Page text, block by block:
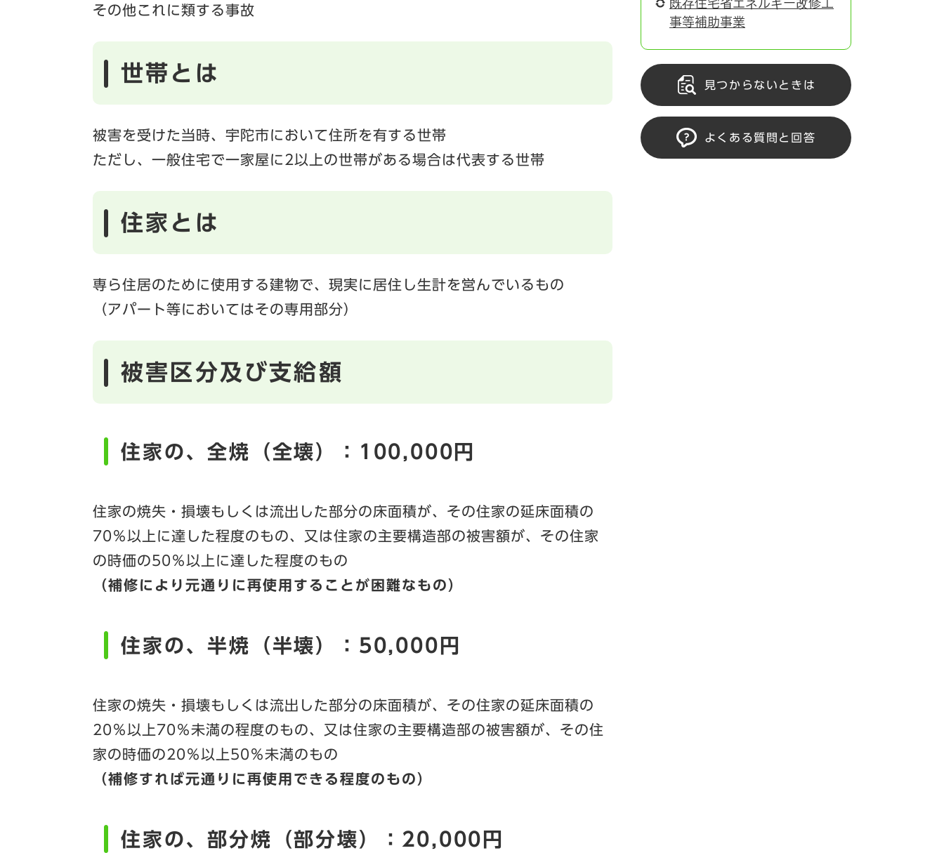
その他これに類する事故
世帯とは
被害を受けた当時、宇陀市において住所を有する世帯
ただし、一般住宅で一家屋に2以上の世帯がある場合は代表する世帯
住家とは
専ら住居のために使用する建物で、現実に居住し生計を営んでいるもの
（アパート等においてはその専用部分）
被害区分及び支給額
住家の、全焼（全壊）：100,000円
住家の焼失・損壊もしくは流出した部分の床面積が、その住家の延床面積の
70％以上に達した程度のもの、又は住家の主要構造部の被害額が、その住家
の時価の50％以上に達した程度のもの
（補修により元通りに再使用することが困難なもの）
住家の、半焼（半壊）：50,000円
住家の焼失・損壊もしくは流出した部分の床面積が、その住家の延床面積の
20％以上70％未満の程度のもの、又は住家の主要構造部の被害額が、その住
家の時価の20％以上50％未満のもの
（補修すれば元通りに再使用できる程度のもの）
住家の、部分焼（部分壊）：20,000円
既存住宅省エネルギー改修工
事等補助事業
見つからないときは
よくある質問と回答